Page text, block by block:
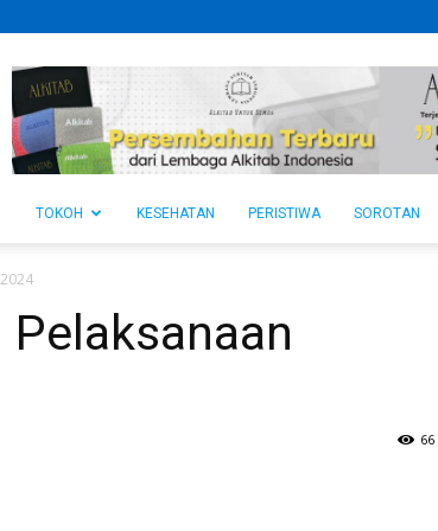
TOKOH KESEHATAN PERISTIWA SOROTAN
66